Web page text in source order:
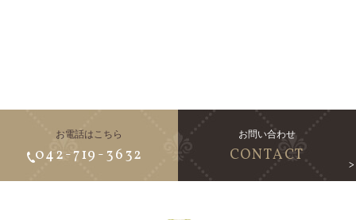
お電話はこちら
042-719-3632
お問い合わせ
CONTACT